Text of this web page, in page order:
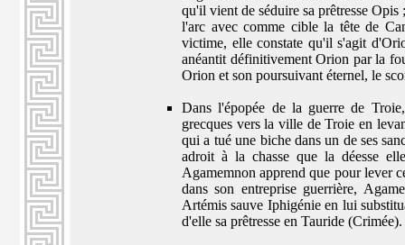
qu'il vient de séduire sa prêtresse Opis
l'arc avec comme cible la tête de
victime, elle constate qu'il s'agit
anéantit définitivement Orion par la
Orion et son poursuivant éternel, le
Dans l'épopée de la guerre de
grecques vers la ville de Troie en
qui a tué une biche dans un de ses
adroit à la chasse que la déesse
Agamemnon apprend que pour lever
dans son entreprise guerrière,
Artémis sauve Iphigénie en lui
d'elle sa prêtresse en Tauride (Crimée).